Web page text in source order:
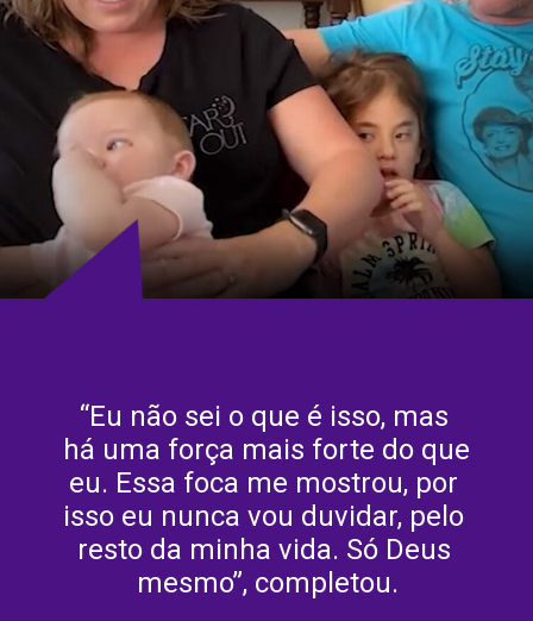
“Eu não sei o que é isso, mas
há uma força mais forte do que
eu. Essa foca me mostrou, por
isso eu nunca vou duvidar, pelo
resto da minha vida. Só Deus
mesmo”, completou.